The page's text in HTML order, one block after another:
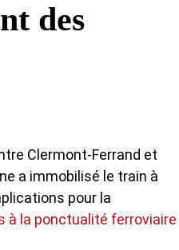
des
Clermont-Ferrand et
a immobilisé le train à
pour la
à la ponctualité ferroviaire